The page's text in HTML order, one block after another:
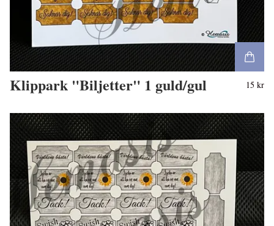
Klippark "Biljetter" 1 guld/gul 15 kr